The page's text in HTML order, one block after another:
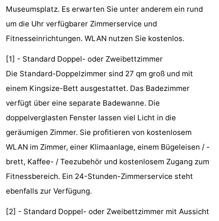
Het
Amsterdamse
Bos
-
Spaarnwoude
Hotels
Zimmer
(mit
Frühstück)
Lastminutes
Museen
Attraktionen
Sehen
&
tun
-
Museen
-
Denkmäler
-
Museumsplatz. Es erwarten Sie unter anderem ein rund
um die Uhr verfügbarer Zimmerservice und
Fitnesseinrichtungen. WLAN nutzen Sie kostenlos.
[1] - Standard Doppel- oder Zweibettzimmer
Die Standard-Doppelzimmer sind 27 qm groß und mit
einem Kingsize-Bett ausgestattet. Das Badezimmer
verfügt über eine separate Badewanne. Die
doppelverglasten Fenster lassen viel Licht in die
geräumigen Zimmer. Sie profitieren von kostenlosem
WLAN im Zimmer, einer Klimaanlage, einem Bügeleisen / -
brett, Kaffee- / Teezubehör und kostenlosem Zugang zum
Fitnessbereich. Ein 24-Stunden-Zimmerservice steht
ebenfalls zur Verfügung.
[2] - Standard Doppel- oder Zweibettzimmer mit Aussicht